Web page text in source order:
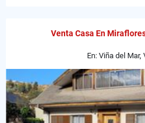
Venta Casa En
En: Viña del Mar,